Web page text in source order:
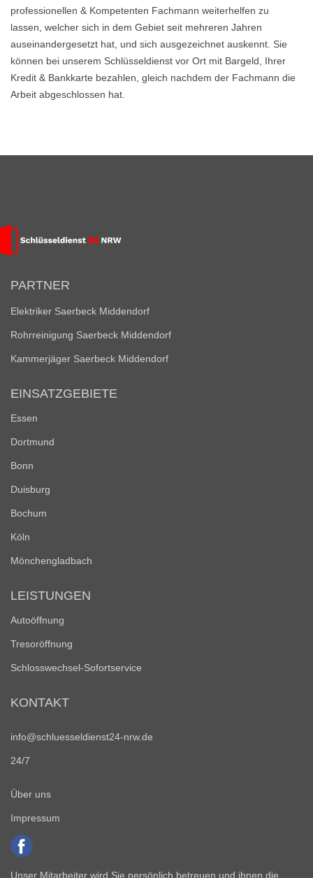
professionellen & Kompetenten Fachmann weiterhelfen zu
lassen, welcher sich in dem Gebiet seit mehreren Jahren
auseinandergesetzt hat, und sich ausgezeichnet auskennt. Sie
können bei unserem Schlüsseldienst vor Ort mit Bargeld, Ihrer
Kredit & Bankkarte bezahlen, gleich nachdem der Fachmann die
Arbeit abgeschlossen hat.
PARTNER
Elektriker Saerbeck Middendorf
Rohrreinigung Saerbeck Middendorf
Kammerjäger Saerbeck Middendorf
EINSATZGEBIETE
Essen
Dortmund
Bonn
Duisburg
Bochum
Köln
Mönchengladbach
LEISTUNGEN
Autoöffnung
Tresoröffnung
Schlosswechsel-Sofortservice
KONTAKT
info@schluesseldienst24-nrw.de
24/7
Über uns
Impressum
Unser Mitarbeiter wird Sie persönlich betreuen und ihnen die